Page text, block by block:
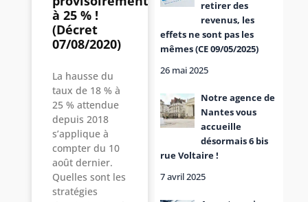
à 25 % !
(Décret
07/08/2020)
La hausse du
taux de 18 % à
25 % attendue
depuis 2018
s’applique à
compter du 10
août dernier.
Quelles sont les
stratégies
retirer des
revenus, les
effets ne sont pas les
mêmes (CE 09/05/2025)
26 mai 2025
Notre agence de
Nantes vous
accueille
désormais 6 bis
rue Voltaire !
7 avril 2025